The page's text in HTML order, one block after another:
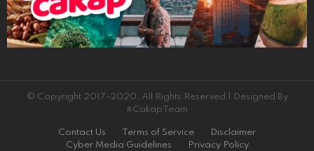
© Copyright 2017-2020, All Rights Reserved | Designed By
#CakapTeam
Contact Us Terms of Service
Disclaimer
Cyber Media Guidelines
Privacy Policy